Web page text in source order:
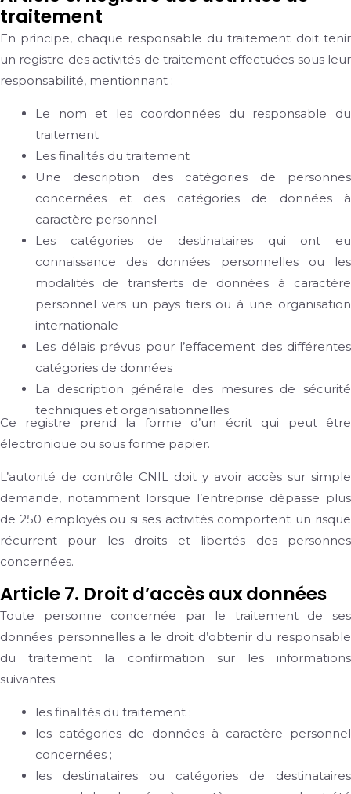
traitement
En principe, chaque responsable du traitement doit tenir
un registre des activités de traitement effectuées sous leur
responsabilité, mentionnant :
Le nom et les coordonnées du responsable du
traitement
Les finalités du traitement
Une description des catégories de personnes
concernées et des catégories de données à
caractère personnel
Les catégories de destinataires qui ont eu
connaissance des données personnelles ou les
modalités de transferts de données à caractère
personnel vers un pays tiers ou à une organisation
internationale
Les délais prévus pour l’effacement des différentes
catégories de données
La description générale des mesures de sécurité
techniques et organisationnelles
Ce registre prend la forme d’un écrit qui peut être
électronique ou sous forme papier.
L’autorité de contrôle CNIL doit y avoir accès sur simple
demande, notamment lorsque l’entreprise dépasse plus
de 250 employés ou si ses activités comportent un risque
récurrent pour les droits et libertés des personnes
concernées.
Article 7. Droit d’accès aux données
Toute personne concernée par le traitement de ses
données personnelles a le droit d’obtenir du responsable
du traitement la confirmation sur les informations
suivantes:
les finalités du traitement ;
les catégories de données à caractère personnel
concernées ;
les destinataires ou catégories de destinataires